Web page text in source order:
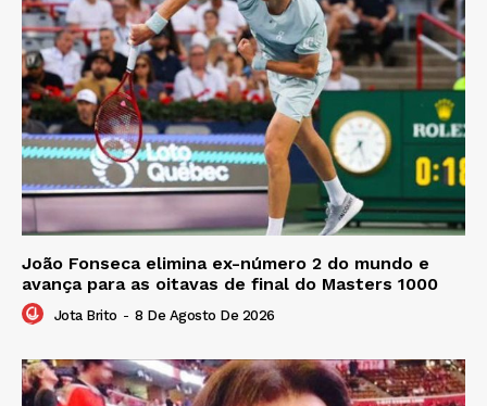
João Fonseca elimina ex-número 2 do mundo e
avança para as oitavas de final do Masters 1000
Jota Brito - 8 De Agosto De 2026